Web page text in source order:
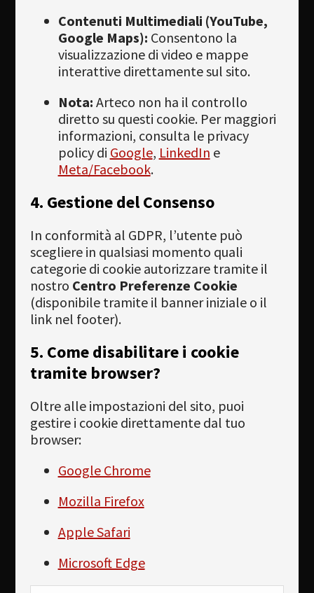
Contenuti Multimediali (YouTube,
Google Maps): Consentono la
visualizzazione di video e mappe
interattive direttamente sul sito.
Nota: Arteco non ha il controllo
diretto su questi cookie. Per maggiori
informazioni, consulta le privacy
policy di Google, LinkedIn e
Meta/Facebook.
4. Gestione del Consenso
In conformità al GDPR, l’utente può
scegliere in qualsiasi momento quali
categorie di cookie autorizzare tramite il
nostro Centro Preferenze Cookie
(disponibile tramite il banner iniziale o il
link nel footer).
5. Come disabilitare i cookie
tramite browser?
Oltre alle impostazioni del sito, puoi
gestire i cookie direttamente dal tuo
browser:
Google Chrome
Mozilla Firefox
Apple Safari
Microsoft Edge